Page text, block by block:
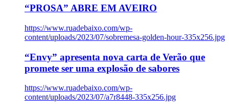
“PROSA” ABRE EM AVEIRO
https://www.ruadebaixo.com/wp-
content/uploads/2023/07/sobremesa-golden-hour-335x256.jpg
“Envy” apresenta nova carta de Verão que
promete ser uma explosão de sabores
https://www.ruadebaixo.com/wp-
content/uploads/2023/07/a7r8448-335x256.jpg